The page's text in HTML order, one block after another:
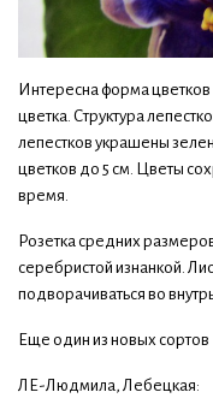
Интересна форма цветков
цветка. Структура
лепестков украшены
цветков до 5 см. Цветы
время.
Розетка средних
серебристой изнанкой.
подворачиваться во
Еще один из новых сортов
ЛЕ-Людмила, Лебецкая: